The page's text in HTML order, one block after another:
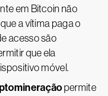
em Bitcoin não
a vítima paga o
acesso são
que ela
móvel.
permite